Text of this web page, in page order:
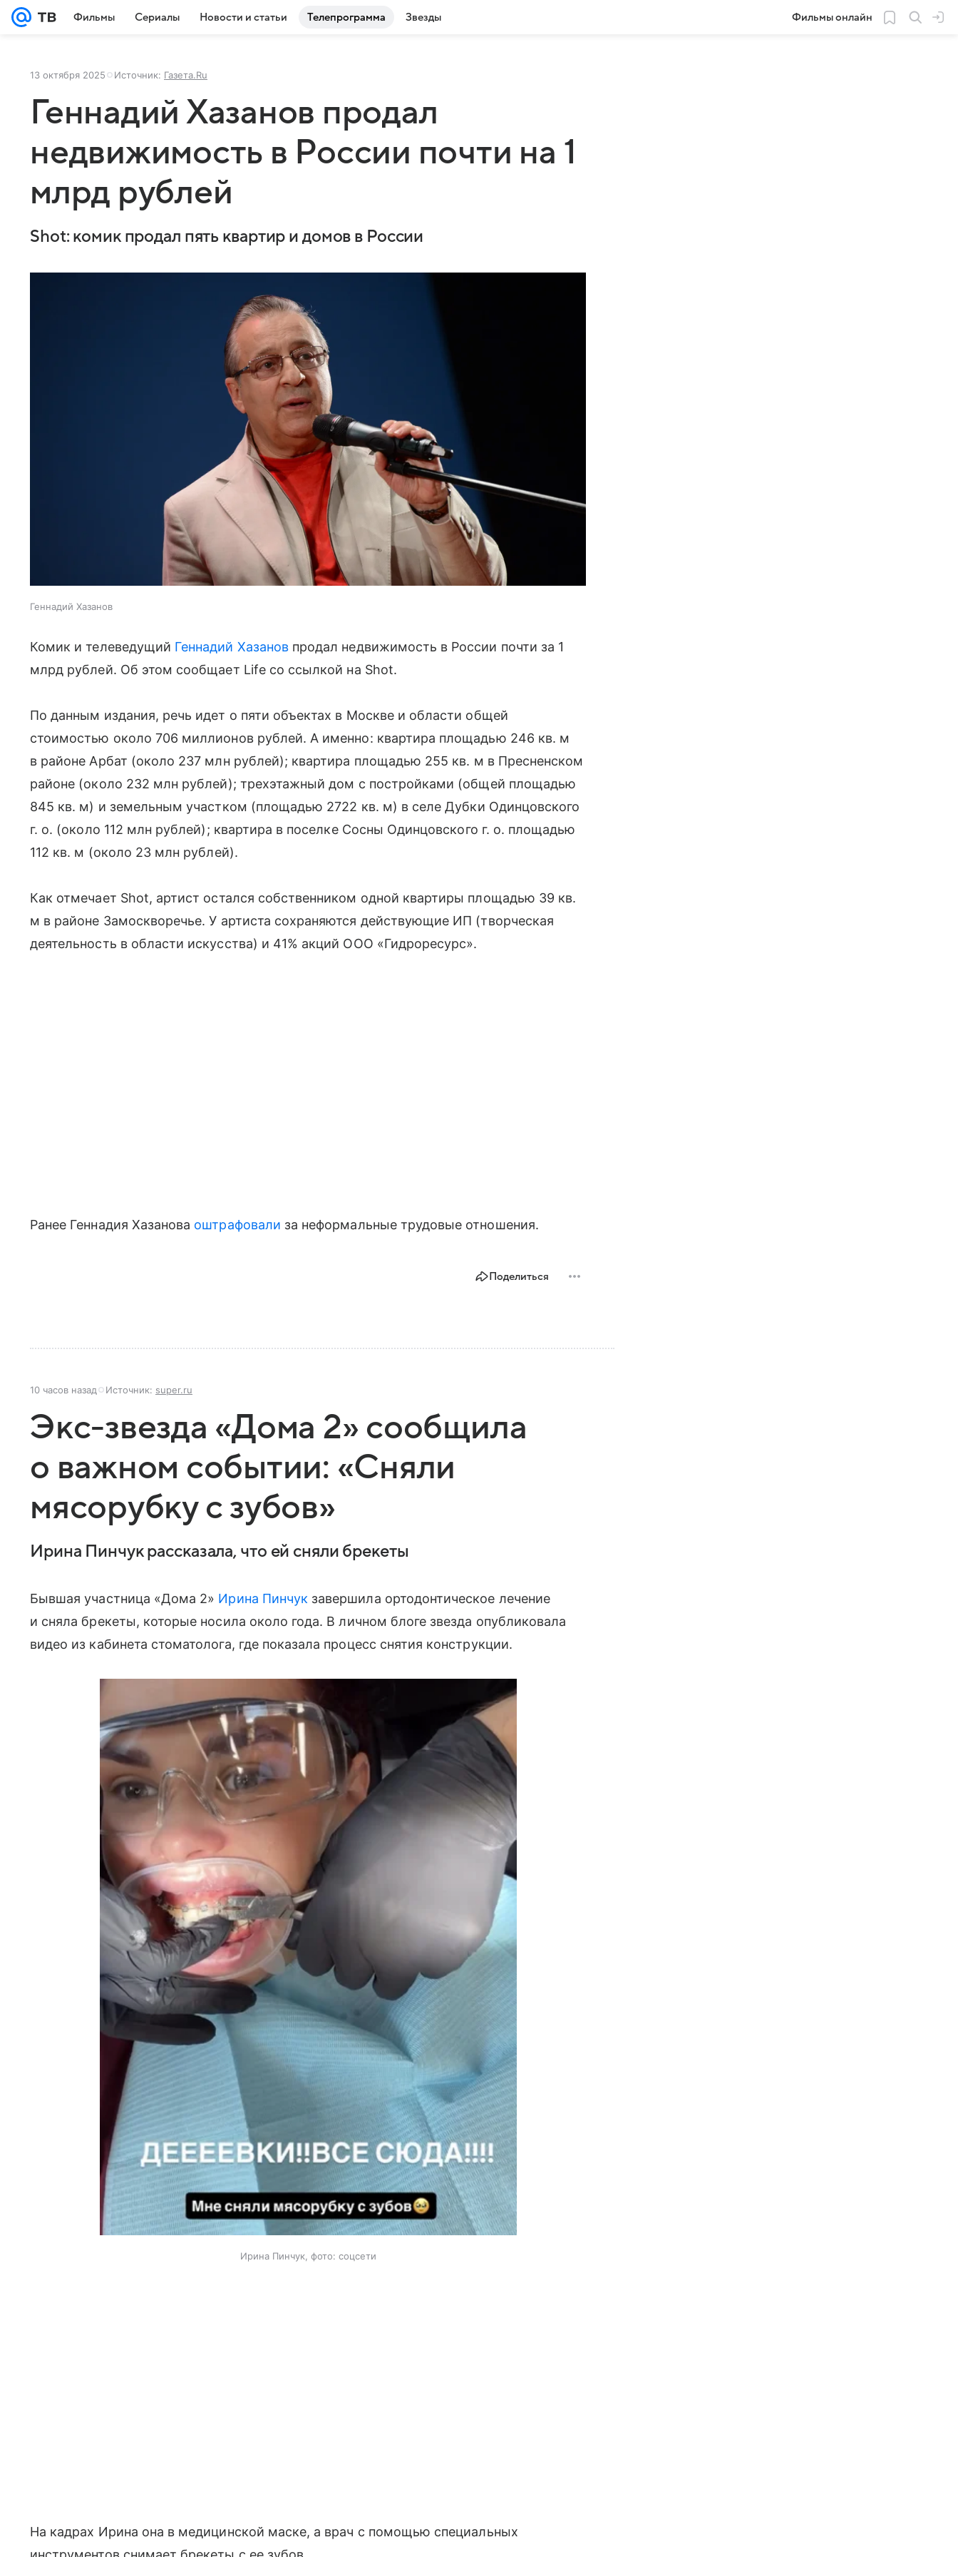
Фильмы Сериалы Новости и статьи Телепрограмма Звезды Фильмы онлайн
13 октября 2025 Источник: Газета.Ru
Геннадий Хазанов продал
недвижимость в России почти на 1
млрд рублей
Shot: комик продал пять квартир и домов в России
Геннадий Хазанов
Комик и телеведущий Геннадий Хазановпродал недвижимость в России почти за 1
млрд рублей. Об этом сообщает Life со ссылкой на Shot.
По данным издания, речь идет о пяти объектах в Москве и области общей
стоимостью около 706 миллионов рублей. А именно: квартира площадью 246 кв. м
в районе Арбат (около 237 млн рублей); квартира площадью 255 кв. м в Пресненском
районе (около 232 млн рублей); трехэтажный дом с постройками (общей площадью
845 кв. м) и земельным участком (площадью 2722 кв. м) в селе Дубки Одинцовского
г. о. (около 112 млн рублей); квартира в поселке Сосны Одинцовского г. о. площадью
112 кв. м (около 23 млн рублей).
Как отмечает Shot, артист остался собственником одной квартиры площадью 39 кв.
м в районе Замоскворечье. У артиста сохраняются действующие ИП (творческая
деятельность в области искусства) и 41% акций ООО «Гидроресурс».
Ранее Геннадия Хазанова оштрафовали за неформальные трудовые отношения.
Поделиться
10 часов назад Источник: super.ru
Экс-звезда «Дома 2» сообщила
о важном событии: «Сняли
мясорубку с зубов»
Ирина Пинчук рассказала, что ей сняли брекеты
Бывшая участница «Дома 2» Ирина Пинчук завершила ортодонтическое лечение
и сняла брекеты, которые носила около года. В личном блоге звезда опубликовала
видео из кабинета стоматолога, где показала процесс снятия конструкции.
Ирина Пинчук, фото: соцсети
На кадрах Ирина она в медицинской маске, а врач с помощью специальных